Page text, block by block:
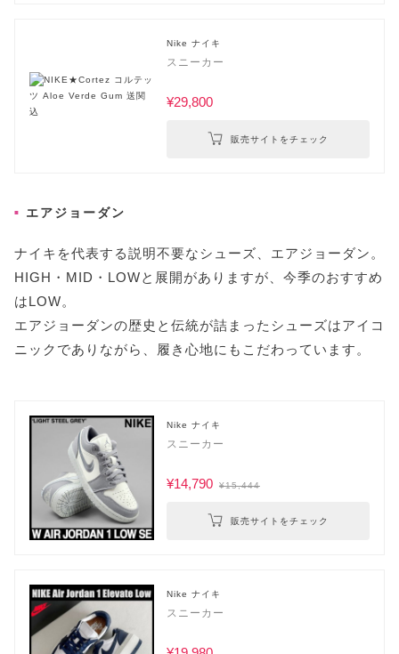
Nike ナイキ
スニーカー
¥29,800
販売サイトをチェック
エアジョーダン
ナイキを代表する説明不要なシューズ、エアジョーダン。
HIGH・MID・LOWと展開がありますが、今季のおすすめ
はLOW。
エアジョーダンの歴史と伝統が詰まったシューズはアイコ
ニックでありながら、履き心地にもこだわっています。
Nike ナイキ
スニーカー
¥14,790 ¥15,444
販売サイトをチェック
Nike ナイキ
スニーカー